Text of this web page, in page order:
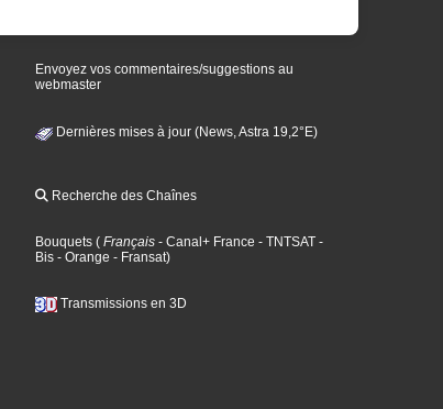
Envoyez vos commentaires/suggestions au
webmaster
Dernières mises à jour (News, Astra 19,2°E)
Recherche des Chaînes
Bouquets ( Français - Canal+ France - TNTSAT -
Bis - Orange - Fransat)
Transmissions en 3D